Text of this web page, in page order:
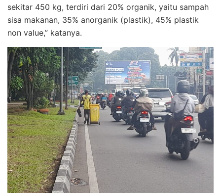
sekitar 450 kg, terdiri dari 20% organik, yaitu sampah
sisa makanan, 35% anorganik (plastik), 45% plastik
non value,” katanya.